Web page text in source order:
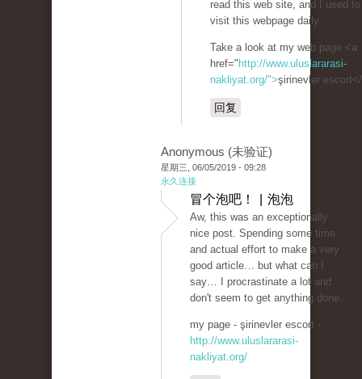
read this web site, and I used
visit this webpage daily.
Take a look at my web page <a
href=" http://www.uluslararasi-
nakliyat.org/">şirinevler
回复
Anonymous (未验证)
星期三, 06/05/2019 - 09:28
永久连接
冒个泡吧！ | 泡泡
Aw, this was an exceptionally
nice post. Spending some time
and actual effort to make a very
good article… but what can I
say… I procrastinate a lot and
don't seem to get anything done.
my page - şirinevler escort -
http://www.uluslararasi-
nakliyat.org/